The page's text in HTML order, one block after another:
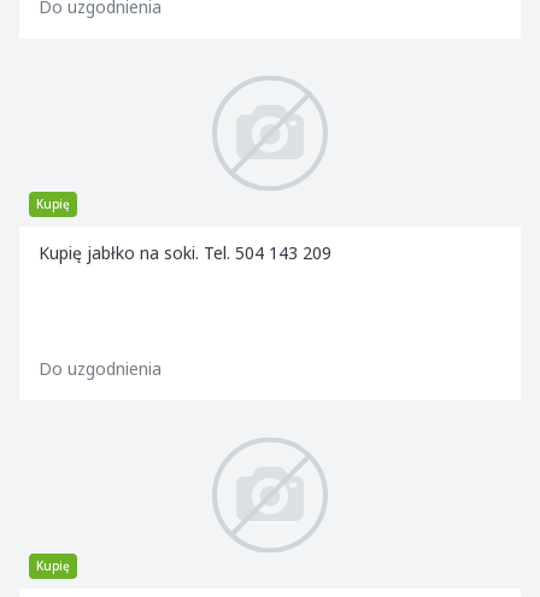
Do uzgodnienia
Kupię
Kupię jabłko na soki. Tel. 504 143 209
Do uzgodnienia
Kupię